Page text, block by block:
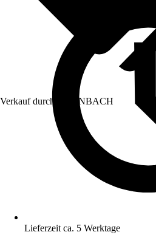
Verkauf durch: HORNBACH
Lieferzeit ca. 5 Werktage